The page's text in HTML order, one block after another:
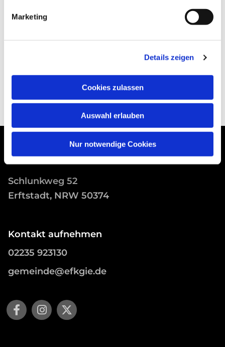
Marketing
Details zeigen
Cookies zulassen
Auswahl erlauben
Nur notwendige Cookies
Schlunkweg 52
Erftstadt, NRW 50374
Kontakt aufnehmen
02235 923130
gemeinde@efkgie.de